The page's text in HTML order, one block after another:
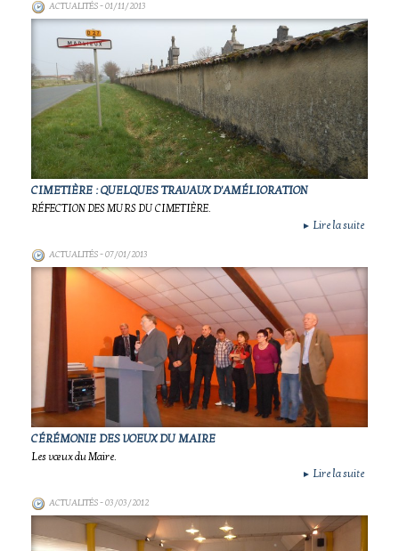
ACTUALITÉS- 01/11/2013
CIMETIÈRE : QUELQUES TRAVAUX D'AMÉLIORATION
RÉFECTION DES MURS DU CIMETIÈRE.
► Lire la suite
ACTUALITÉS- 07/01/2013
CÉRÉMONIE DES VOEUX DU MAIRE
Les vœux du Maire.
► Lire la suite
ACTUALITÉS- 03/03/2012